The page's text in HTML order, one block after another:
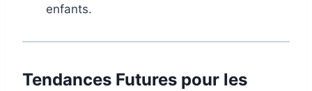
enfants.
Tendances Futures pour les